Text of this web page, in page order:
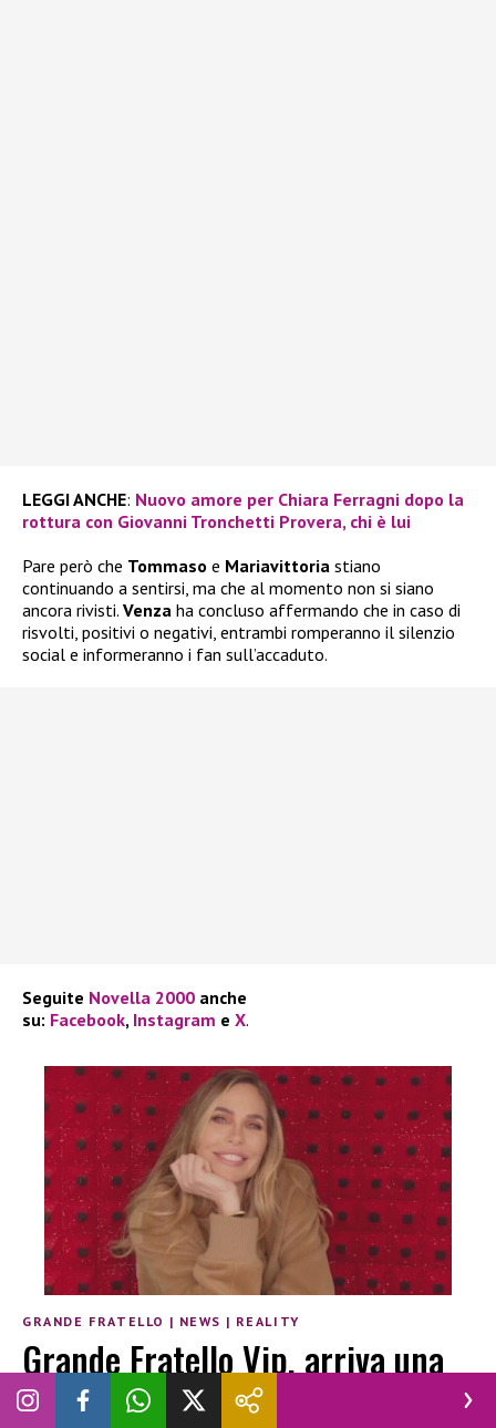
LEGGI ANCHE: Nuovo amore per Chiara Ferragni dopo la
rottura con Giovanni Tronchetti Provera, chi è lui
Pare però che Tommaso e Mariavittoria stiano
continuando a sentirsi, ma che al momento non si siano
ancora rivisti. Venza ha concluso affermando che in caso di
risvolti, positivi o negativi, entrambi romperanno il silenzio
social e informeranno i fan sull’accaduto.
Seguite Novella 2000 anche
su: Facebook, Instagram e X.
GRANDE FRATELLO | NEWS | REALITY
Grande Fratello Vip, arriva una
novità che riguarda il pubblico